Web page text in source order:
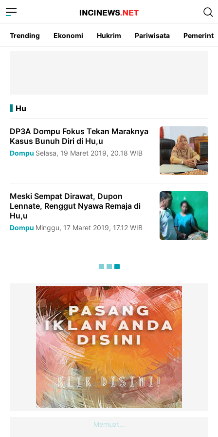
Trending Ekonomi Hukrim Pariwisata
Hu
DP3A Dompu Fokus Tekan Maraknya
Kasus Bunuh Diri di Hu,u
Dompu Selasa, 19 Maret 2019, 20.18 WIB
Meski Sempat Dirawat, Dupon
Lennate, Renggut Nyawa Remaja di
Hu,u
Dompu Minggu, 17 Maret 2019, 17.12 WIB
Memuat...